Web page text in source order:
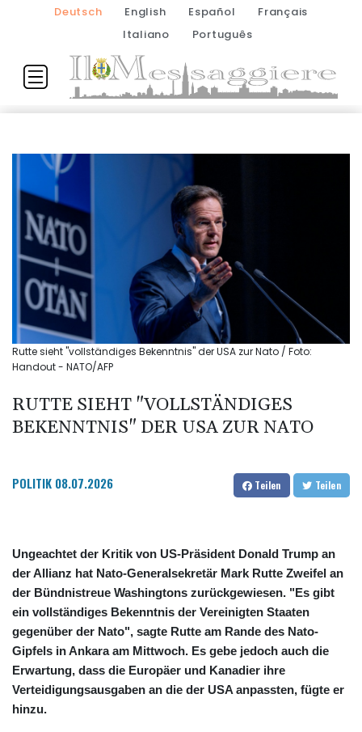
Deutsch English Español
Français
Italiano
Português
Rutte sieht "vollständiges Bekenntnis" der USA zur Nato / Foto:
Handout - NATO/AFP
RUTTE SIEHT "VOLLSTÄNDIGES
BEKENNTNIS" DER USA ZUR NATO
POLITIK 08.07.2026 Teilen Teilen
Ungeachtet der Kritik von US-Präsident Donald Trump an
der Allianz hat Nato-Generalsekretär Mark Rutte Zweifel an
der Bündnistreue Washingtons zurückgewiesen. "Es gibt
ein vollständiges Bekenntnis der Vereinigten Staaten
gegenüber der Nato", sagte Rutte am Rande des Nato-
Gipfels in Ankara am Mittwoch. Es gebe jedoch auch die
Erwartung, dass die Europäer und Kanadier ihre
Verteidigungsausgaben an die der USA anpassten, fügte er
hinzu.